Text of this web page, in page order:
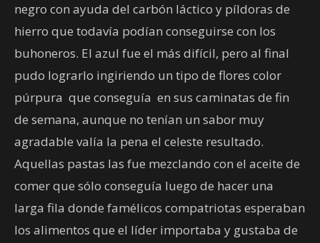
negro con ayuda del carbón láctico y píldoras de
hierro que todavía podían conseguirse con los
buhoneros. El azul fue el más difícil, pero al final
pudo lograrlo ingiriendo un tipo de flores color
púrpura que conseguía en sus caminatas de fin
de semana, aunque no tenían un sabor muy
agradable valía la pena el celeste resultado.
Aquellas pastas las fue mezclando con el aceite de
comer que sólo conseguía luego de hacer una
larga fila donde famélicos compatriotas esperaban
los alimentos que el líder importaba y gustaba de